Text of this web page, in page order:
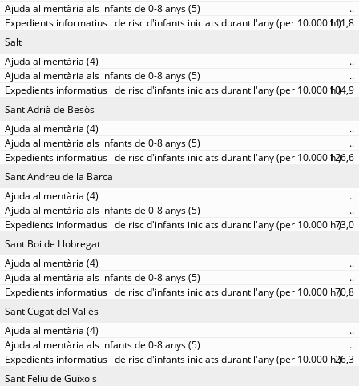
..
111,8
Salt
..
..
104,9
Sant Adrià de Besòs
..
..
126,6
Sant Andreu de la Barca
..
..
73,0
Sant Boi de Llobregat
..
..
70,8
Sant Cugat del Vallès
..
..
26,3
Sant Feliu de Guíxols